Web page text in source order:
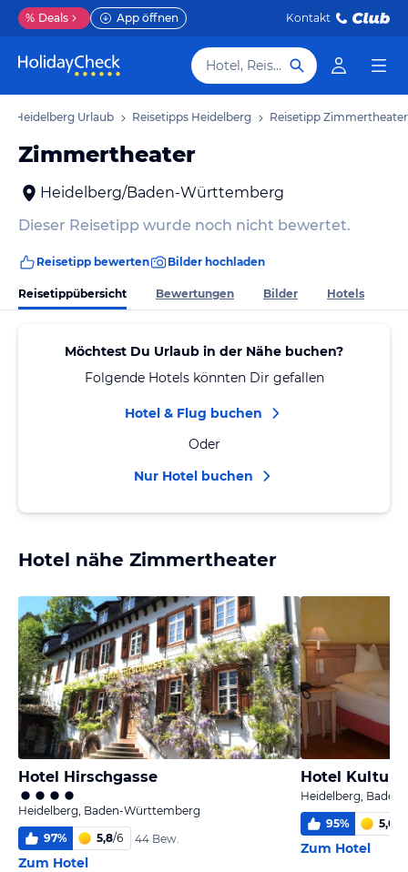
% Deals App öffnen Kontakt
Hotel, Reiseziel
Heidelberg Urlaub Reisetipps Heidelberg Reisetipp Zimmertheater
Zimmertheater
Heidelberg/Baden-Württemberg
Dieser Reisetipp wurde noch nicht bewertet.
Reisetipp bewerten Bilder hochladen
Reisetippübersicht Bewertungen Bilder Hotels
Möchtest Du Urlaub in der Nähe buchen?
Folgende Hotels könnten Dir gefallen
Hotel & Flug buchen
Oder
Nur Hotel buchen
Hotel nähe Zimmertheater
Hotel Hirschgasse
Heidelberg, Baden-Württemberg
97% 5,8/6 44 Bew.
Zum Hotel
Hotel
Heidelberg,
95% 5,0
Zum Hotel